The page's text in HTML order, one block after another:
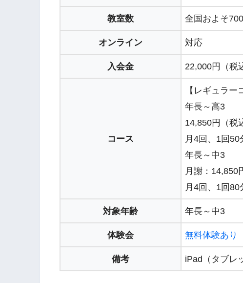
教室数 全国およそ
オンライン 対応
入会金 22,000円（税
コース
【レギュラー
年長～高3
14,850円（税
月4回、1回50
年長～中3
月謝：14,850
月4回、1回80
対象年齢 年長～中3
体験会 無料体験あり
備考 iPad（タブレ